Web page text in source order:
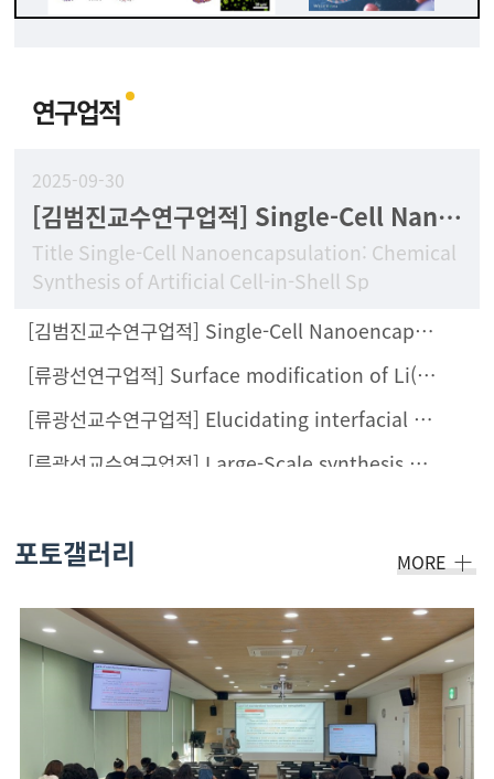
연구업적
2025-09-30
[김범진교수연구업적] Single-Cell Nanoencapsulation: Chemical Synthesis of Artificial Cell-in-Shell Spores
Title Single-Cell Nanoencapsulation: Chemical
Synthesis of Artificial Cell-in-Shell Sp
[김범진교수연구업적] Single-Cell Nanoencapsulation Enables Fabrication of Probiotics-Loaded Hydrogel Dressing with Improved Wound Healing Efficacy In Vivo
[류광선연구업적] Surface modification of Li(Ni0.8Co0.1Mn0.1)O2 with Li2ZrCl6 halide solid electrolyte for all-solid-state batteries
[류광선교수연구업적] Elucidating interfacial behaviors of Li-ion argyrodites through μ-cavity electrode analysis
[류광선교수연구업적] Large-Scale synthesis of metal halide doped Li7P2S8X solid electrolytes and their compatibility with organic solvents and binders
포토갤러리 MORE